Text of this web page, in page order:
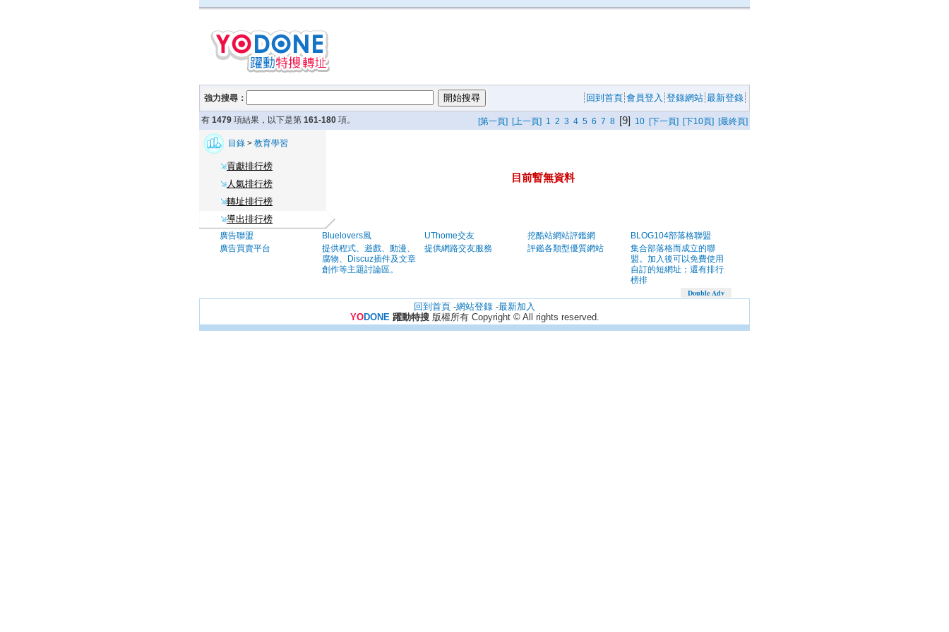
強力搜尋： 回到首頁 會員登入 登錄網站 最新登錄
有 1479 項結果，以下是第 161-180 項。 [第一頁] [上一頁] 1 2 3 4 5 6 7 8 [9] 10 [下一頁] [下10頁] [最終頁]
目錄 > 教育學習
貢獻排行榜
人氣排行榜
轉址排行榜
導出排行榜
目前暫無資料
廣告聯盟
廣告買賣平台
Bluelovers風
提供程式、遊戲、動漫、
腐物、Discuz插件及文章
創作等主題討論區。
UThome交友
提供網路交友服務
挖酷站網站評鑑網
評鑑各類型優質網站
BLOG104部落格聯盟
集合部落格而成立的聯
盟。加入後可以免費使用
自訂的短網址；還有排行
榜排
Double Adv
回到首頁 -網站登錄 -最新加入
YODONE 躍動特搜版權所有 Copyright © All rights reserved.